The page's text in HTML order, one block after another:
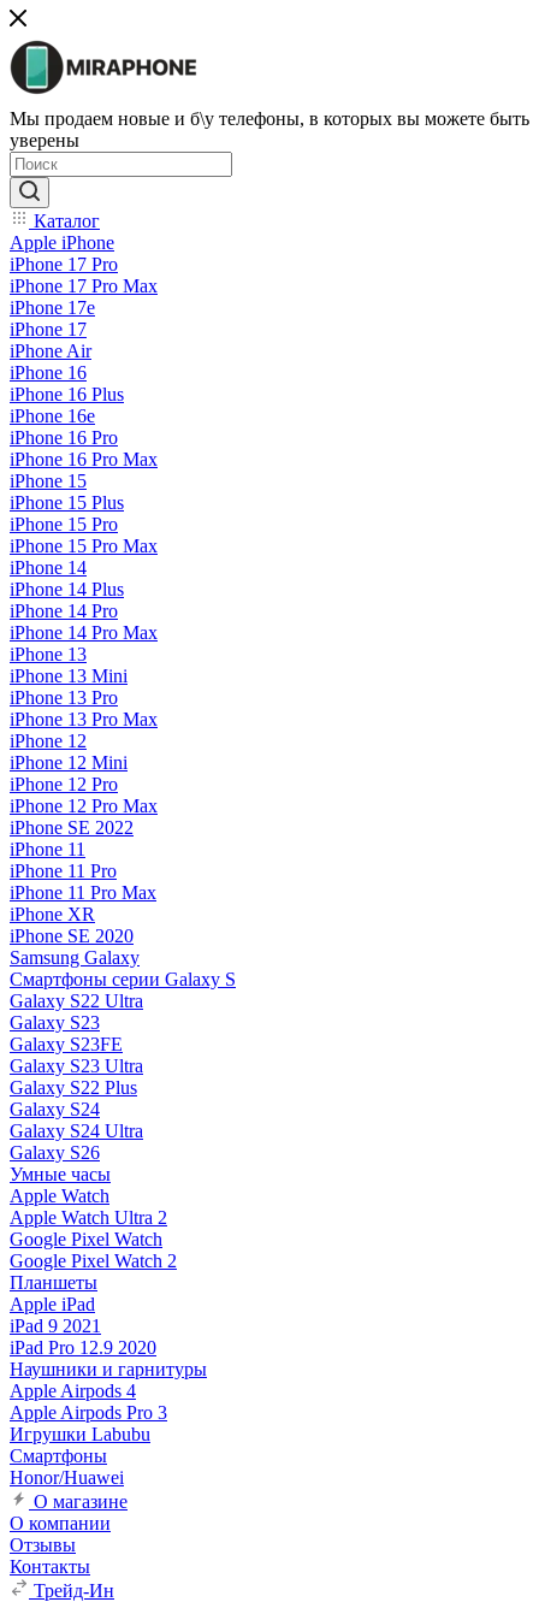
Мы продаем новые и б\у телефоны, в которых вы можете быть
уверены
Каталог
Apple iPhone
iPhone 17 Pro
iPhone 17 Pro Max
iPhone 17e
iPhone 17
iPhone Air
iPhone 16
iPhone 16 Plus
iPhone 16e
iPhone 16 Pro
iPhone 16 Pro Max
iPhone 15
iPhone 15 Plus
iPhone 15 Pro
iPhone 15 Pro Max
iPhone 14
iPhone 14 Plus
iPhone 14 Pro
iPhone 14 Pro Max
iPhone 13
iPhone 13 Mini
iPhone 13 Pro
iPhone 13 Pro Max
iPhone 12
iPhone 12 Mini
iPhone 12 Pro
iPhone 12 Pro Max
iPhone SE 2022
iPhone 11
iPhone 11 Pro
iPhone 11 Pro Max
iPhone XR
iPhone SE 2020
Samsung Galaxy
Смартфоны серии Galaxy S
Galaxy S22 Ultra
Galaxy S23
Galaxy S23FE
Galaxy S23 Ultra
Galaxy S22 Plus
Galaxy S24
Galaxy S24 Ultra
Galaxy S26
Умные часы
Apple Watch
Apple Watch Ultra 2
Google Pixel Watch
Google Pixel Watch 2
Планшеты
Apple iPad
iPad 9 2021
iPad Pro 12.9 2020
Наушники и гарнитуры
Apple Airpods 4
Apple Airpods Pro 3
Игрушки Labubu
Смартфоны
Honor/Huawei
О магазине
О компании
Отзывы
Контакты
Трейд-Ин